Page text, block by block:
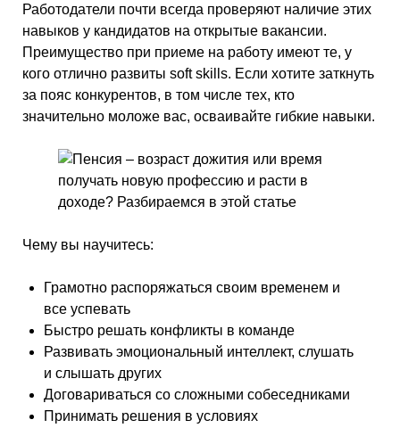
Работодатели почти всегда проверяют наличие этих
навыков у кандидатов на открытые вакансии.
Преимущество при приеме на работу имеют те, у
кого отлично развиты soft skills. Если хотите заткнуть
за пояс конкурентов, в том числе тех, кто
значительно моложе вас, осваивайте гибкие навыки.
Чему вы научитесь:
Грамотно распоряжаться своим временем и
все успевать
Быстро решать конфликты в команде
Развивать эмоциональный интеллект, слушать
и слышать других
Договариваться со сложными собеседниками
Принимать решения в условиях